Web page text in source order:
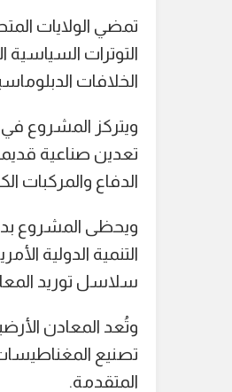
تمضي الولايات
التوترات
الخلافات
ويتركز المشروع
تعدين صناعية
الدفاع والمركبات
التنمية الدولية
سلاسل توريد
وتُعد المعادن
تصنيع المغناطيسات
المتقدمة.